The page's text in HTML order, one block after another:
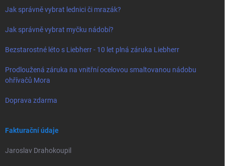
Jak správně vybrat lednici či mrazák?
Jak správně vybrat myčku nádobí?
Bezstarostné léto s Liebherr - 10 let plná záruka Liebherr
Prodloužená záruka na vnitřní ocelovou smaltovanou nádobu
ohřívačů Mora
Doprava zdarma
Fakturační údaje
Jaroslav Drahokoupil